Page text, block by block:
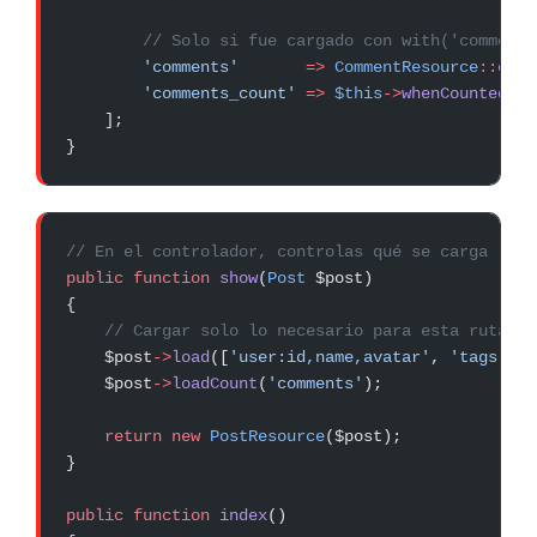
// Solo si fue cargado con
        'comments'
       =>
CommentResource::
        'comments_count'
=> $this->whenCounted
    ];
}
// En el controlador, controlas qué se carga
public function show(Post $post)
{
    // Cargar solo lo necesario para esta ruta
    $post
->load ([ 'user:id,name,avatar' , 'tags'
    $post
->loadCount( 'comments' );
    return
new PostResource($post);
}
public function index()